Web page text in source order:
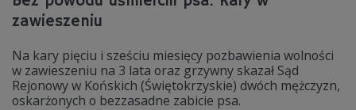
zawieszeniu
Na kary pięciu i sześciu miesięcy pozbawienia wolności
w zawieszeniu na 3 lata oraz grzywny skazał Sąd
Rejonowy w Końskich (Świętokrzyskie) dwóch mężczyzn,
oskarżonych o bezzasadne zabicie psa.